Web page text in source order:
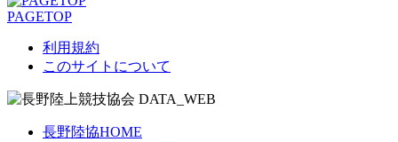
PAGETOP
利用規約
このサイトについて
長野陸協HOME